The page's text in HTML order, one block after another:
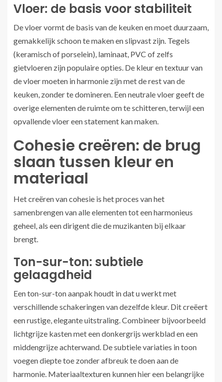
Vloer: de basis voor stabiliteit
De vloer vormt de basis van de keuken en moet duurzaam,
gemakkelijk schoon te maken en slipvast zijn. Tegels
(keramisch of porselein), laminaat, PVC of zelfs
gietvloeren zijn populaire opties. De kleur en textuur van
de vloer moeten in harmonie zijn met de rest van de
keuken, zonder te domineren. Een neutrale vloer geeft de
overige elementen de ruimte om te schitteren, terwijl een
opvallende vloer een statement kan maken.
Cohesie creëren: de brug
slaan tussen kleur en
materiaal
Het creëren van cohesie is het proces van het
samenbrengen van alle elementen tot een harmonieus
geheel, als een dirigent die de muzikanten bij elkaar
brengt.
Ton-sur-ton: subtiele
gelaagdheid
Een ton-sur-ton aanpak houdt in dat u werkt met
verschillende schakeringen van dezelfde kleur. Dit creëert
een rustige, elegante uitstraling. Combineer bijvoorbeeld
lichtgrijze kasten met een donkergrijs werkblad en een
middengrijze achterwand. De subtiele variaties in toon
voegen diepte toe zonder afbreuk te doen aan de
harmonie. Materiaaltexturen kunnen hier een belangrijke